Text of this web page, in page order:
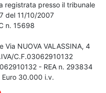
registrata presso il tribunale
del 11/10/2007
n. 15698
Via NUOVA VALASSINA, 4
C.F.03062910132
- REA n. 293834
Euro 30.000 i.v.